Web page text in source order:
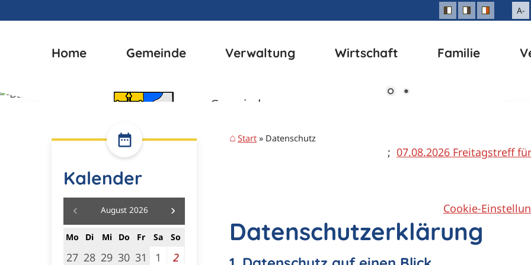
A-
Home Gemeinde Verwaltung Wirtschaft Familie
Kalender
August 2026
Mo Di Mi Do Fr Sa So
27 28 29 30 31 1
2
Start Datenschutz
07.​08.​2026 Freitagstreff für
Cookie-
Datenschutzerklärung